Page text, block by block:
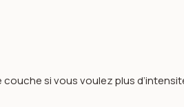
si vous voulez plus